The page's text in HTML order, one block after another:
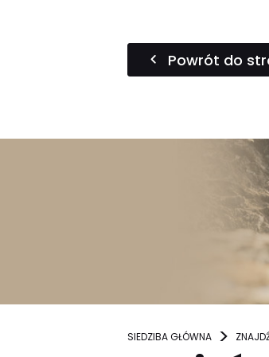
Powrót do
SIEDZIBA GŁÓWNA